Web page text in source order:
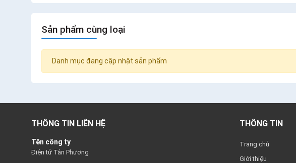
Sản phẩm cùng loại
Danh mục đang cập nhật sản phẩm
THÔNG TIN LIÊN HỆ
Tên công ty
Điện tử Tân Phương
THÔNG TIN
Trang chủ
Giới thiệu